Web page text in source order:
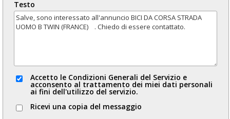
Testo
Accetto le Condizioni Generali del Servizio e
acconsento al trattamento dei miei dati personali
ai fini dell'utilizzo del servizio.
Ricevi una copia del messaggio